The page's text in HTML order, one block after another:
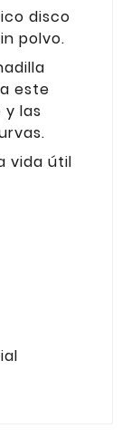
disco
polvo.
este
las
vida útil